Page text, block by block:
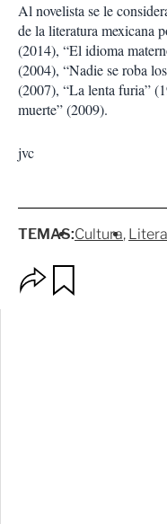
Al novelista se le
de la literatura mexicana
(2014), “El idioma
(2004), “Nadie se roba
(2007), “La lenta furia”
muerte” (2009).
jvc
TEMAS:Cultura